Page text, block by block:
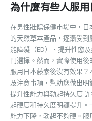
為什麼有些人服
在男性壯陽保健市場中，
的天然草本產品，逐漸受
能障礙（ED）、提升性慾
門選擇。然而，實際使用
服用日本藤素後沒有效果
及注意事項，幫助您做出
提升性能力與勃起持久度
起硬度和持久度明顯提升
能力下降，勃起不夠硬。